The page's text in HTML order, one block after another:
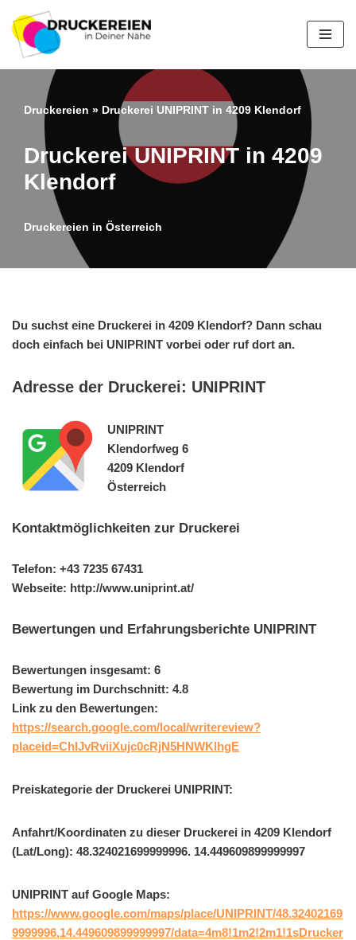
Zum
Inhalt
springen
Druckereien » Druckerei UNIPRINT in 4209 Klendorf
Druckerei UNIPRINT in 4209
Klendorf
Druckereien in Österreich
Du suchst eine Druckerei in 4209 Klendorf? Dann schau
doch einfach bei UNIPRINT vorbei oder ruf dort an.
Adresse der Druckerei: UNIPRINT
UNIPRINT
Klendorfweg 6
4209 Klendorf
Österreich
Kontaktmöglichkeiten zur Druckerei
Telefon: +43 7235 67431
Webseite: http://www.uniprint.at/
Bewertungen und Erfahrungsberichte UNIPRINT
Bewertungen insgesamt: 6
Bewertung im Durchschnitt: 4.8
Link zu den Bewertungen:
https://search.google.com/local/writereview?
placeid=ChIJvRviiXujc0cRjN5HNWKlhgE
Preiskategorie der Druckerei UNIPRINT:
Anfahrt/Koordinaten zu dieser Druckerei in 4209 Klendorf
(Lat/Long): 48.324021699999996. 14.449609899999997
UNIPRINT auf Google Maps:
https://www.google.com/maps/place/UNIPRINT/48.32402169
9999996,14.449609899999997/data=4m8!1m2!2m1!1sDrucker